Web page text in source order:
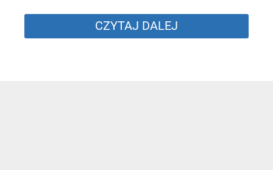
CZYTAJ DALEJ